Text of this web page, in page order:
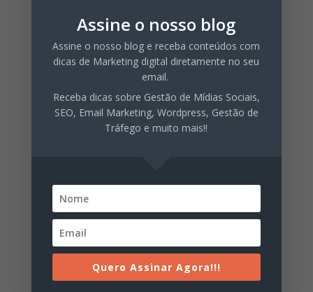
Facebook Marketing
Finanças Pessoais
Inbound Marketing
Instagram Marketing
Produção de Conteúdo
Sair das Dívidas
Assine o nosso blog
Assine o nosso blog e receba conteúdos com
dicas de Marketing digital diretamente no seu
email.
Receba dicas sobre Gestão de Mídias Sociais,
SEO, Email Marketing, Wordpress, Gestão de
Tráfego e muito mais!!
Quero Assinar Agora!!!